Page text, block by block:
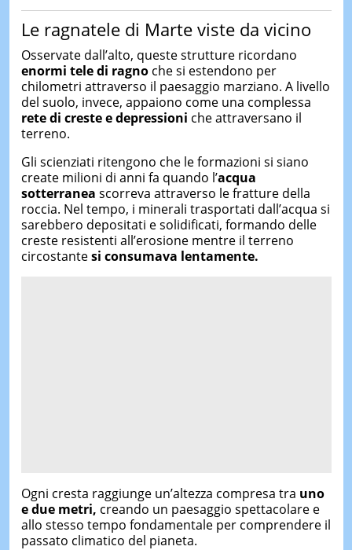
Le ragnatele di Marte viste da vicino
Osservate dall’alto, queste strutture ricordano
enormi tele di ragnoche si estendono per
chilometri attraverso il paesaggio marziano. A livello
del suolo, invece, appaiono come una complessa
rete di creste e depressioni che attraversano il
terreno.
Gli scienziati ritengono che le formazioni si siano
create milioni di anni fa quando l’acqua
sotterranea scorreva attraverso le fratture della
roccia. Nel tempo, i minerali trasportati dall’acqua si
sarebbero depositati e solidificati, formando delle
creste resistenti all’erosione mentre il terreno
circostantesi consumava lentamente.
Ogni cresta raggiunge un’altezza compresa tra uno
e due metri, creando un paesaggio spettacolare e
allo stesso tempo fondamentale per comprendere il
passato climatico del pianeta.